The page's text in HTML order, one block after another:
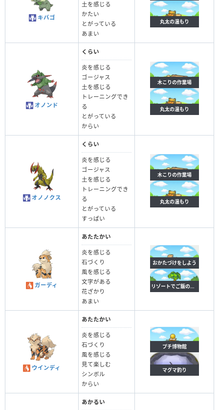
キバゴ
土を感じる
かたい
とがっている
あまい
丸太の温もり
オノンド
くらい
炎を感じる
ゴージャス
土を感じる
トレーニングでき
る
とがっている
からい
木こりの作業場
丸太の温もり
オノノクス
くらい
炎を感じる
ゴージャス
土を感じる
トレーニングでき
る
とがっている
すっぱい
木こりの作業場
丸太の温もり
ガーディ
あたたかい
炎を感じる
石づくり
風を感じる
文字がある
花ざかり
あまい
おかたづけをしよう
リゾートでご飯のしたく
ウインディ
あたたかい
炎を感じる
石づくり
風を感じる
見て楽しむ
シンボル
からい
プチ博物館
マグマ釣り
あかるい